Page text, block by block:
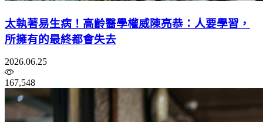
太執著易生病！高齡醫學權威陳亮恭：人要學習，
所擁有的最終都會失去
2026.06.25
167,548